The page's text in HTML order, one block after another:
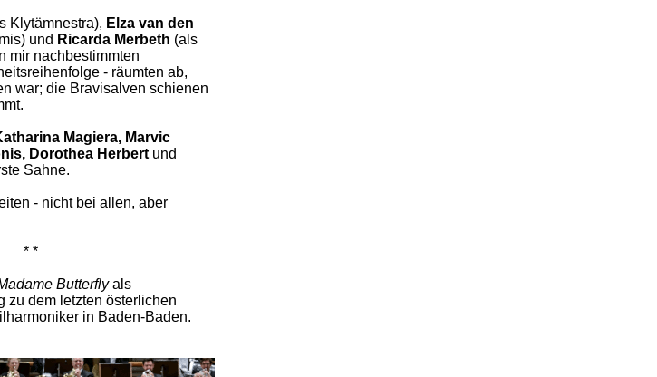
Klytämnestra), Elza van den
und Ricarda Merbeth (als
mir nachbestimmten
- räumten ab,
war; die Bravisalven schienen
Magiera, Marvic
Dorothea Herbertund
Sahne.
- nicht bei allen, aber
* *
Butterflyals
zu dem letzten österlichen
in Baden-Baden.